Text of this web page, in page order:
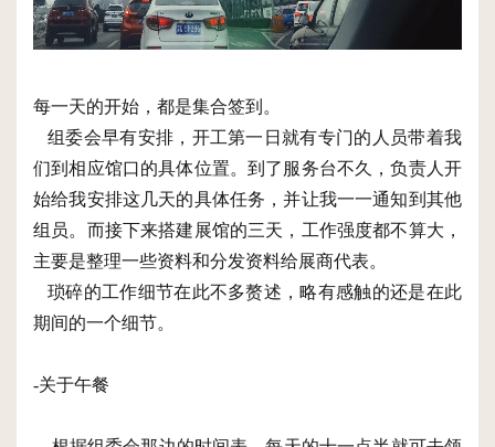
每一天的开始，都是集合签到。
组委会早有安排，开工第一日就有专门的人员带着我
们到相应馆口的具体位置。到了服务台不久，负责人开
始给我安排这几天的具体任务，并让我一一通知到其他
组员。而接下来搭建展馆的三天，工作强度都不算大，
主要是整理一些资料和分发资料给展商代表。
琐碎的工作细节在此不多赘述，略有感触的还是在此
期间的一个细节。
-关于午餐